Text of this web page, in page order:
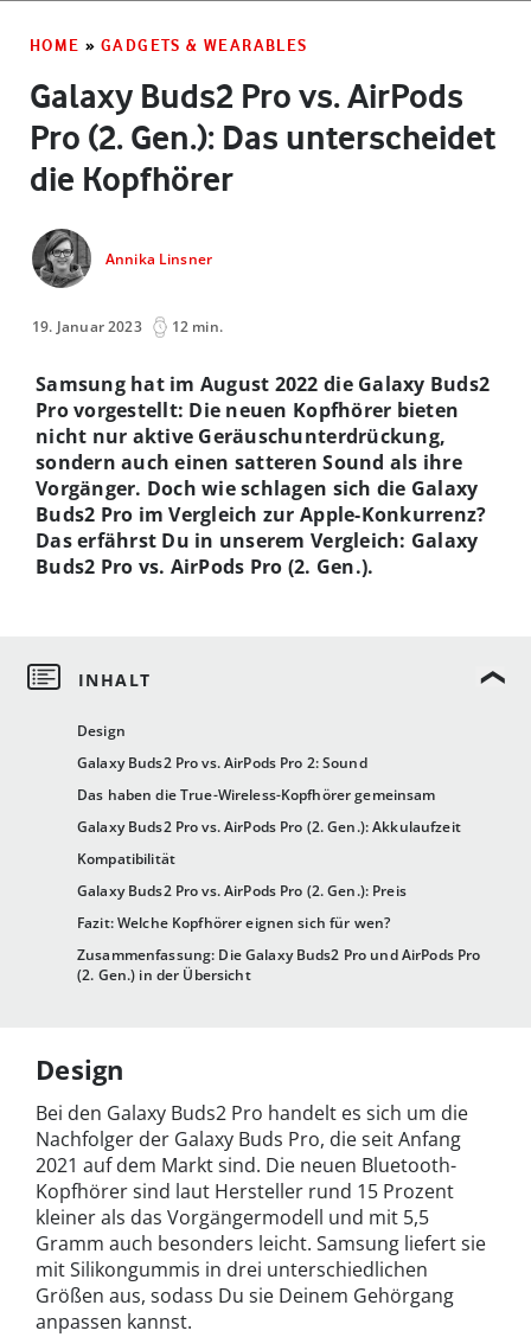
HOME » GADGETS & WEARABLES
Galaxy Buds2 Pro vs. AirPods
Pro (2. Gen.): Das unterscheidet
die Kopfhörer
Annika Linsner
19. Januar 2023 12 min.
Design
Galaxy Buds2 Pro vs. AirPods Pro 2: Sound
Das haben die True-Wireless-Kopfhörer gemeinsam
Galaxy Buds2 Pro vs. AirPods Pro (2. Gen.): Akkulaufzeit
Kompatibilität
Galaxy Buds2 Pro vs. AirPods Pro (2. Gen.): Preis
Fazit: Welche Kopfhörer eignen sich für wen?
Zusammenfassung: Die Galaxy Buds2 Pro und AirPods Pro
(2. Gen.) in der Übersicht
Samsung hat im August 2022 die Galaxy Buds2
Pro vorgestellt: Die neuen Kopfhörer bieten
nicht nur aktive Geräuschunterdrückung,
sondern auch einen satteren Sound als ihre
Vorgänger. Doch wie schlagen sich die Galaxy
Buds2 Pro im Vergleich zur Apple-Konkurrenz?
Das erfährst Du in unserem Vergleich: Galaxy
Buds2 Pro vs. AirPods Pro (2. Gen.).
Design
Bei den Galaxy Buds2 Pro handelt es sich um die
Nachfolger der Galaxy Buds Pro, die seit Anfang
2021 auf dem Markt sind. Die neuen Bluetooth-
Kopfhörer sind laut Hersteller rund 15 Prozent
kleiner als das Vorgängermodell und mit 5,5
Gramm auch besonders leicht. Samsung liefert sie
mit Silikongummis in drei unterschiedlichen
Größen aus, sodass Du sie Deinem Gehörgang
anpassen kannst.